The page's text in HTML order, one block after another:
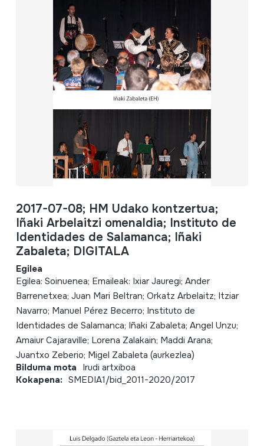
2017-07-08; HM Udako kontzertua;
Iñaki Arbelaitzi omenaldia; Instituto de
Identidades de Salamanca; Iñaki
Zabaleta; DIGITALA
Egilea
Egilea: Soinuenea; Emaileak: Ixiar Jauregi; Ander
Barrenetxea; Juan Mari Beltran; Orkatz Arbelaitz; Itziar
Navarro; Manuel Pérez Becerro; Instituto de
Identidades de Salamanca; Iñaki Zabaleta; Angel Unzu;
Amaiur Cajaraville; Lorena Zalakain; Maddi Arana;
Juantxo Zeberio; Migel Zabaleta (aurkezlea)
Bilduma mota Irudi artxiboa
Kokapena: SMEDIA1/bid_2011-2020/2017